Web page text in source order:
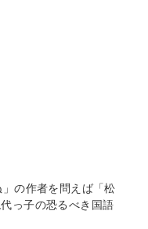
の作者を問えば「松
っ子の恐るべき国語